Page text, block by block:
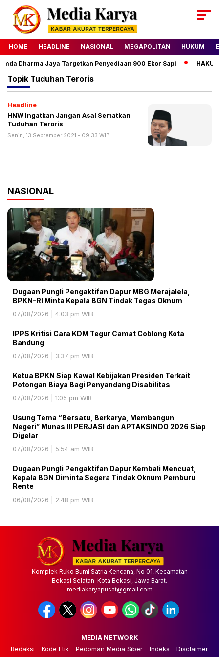
HOME HEADLINE NASIONAL MEGAPOLITAN HUKUM
Dharma Jaya Targetkan Penyediaan 900 Ekor Sapi HAKU
Topik Tuduhan Teroris
Headline
HNW Ingatkan Jangan Asal Sematkan
Tuduhan Teroris
Senin, 13 September 2021 - 09:33 WIB
NASIONAL
Dugaan Pungli Pengaktifan Dapur MBG Merajalela,
BPKN-RI Minta Kepala BGN Tindak Tegas Oknum
07/08/2026 | 4:03 pm WIB
IPPS Kritisi Cara KDM Tegur Camat Coblong Kota
Bandung
07/08/2026 | 3:37 pm WIB
Ketua BPKN Siap Kawal Kebijakan Presiden Terkait
Potongan Biaya Bagi Penyandang Disabilitas
07/08/2026 | 1:05 pm WIB
Usung Tema “Bersatu, Berkarya, Membangun
Negeri” Munas III PERJASI dan APTAKSINDO 2026 Siap
Digelar
07/08/2026 | 5:54 am WIB
Dugaan Pungli Pengaktifan Dapur Kembali Mencuat,
Kepala BGN Diminta Segera Tindak Oknum Pemburu
Rente
06/08/2026 | 2:48 pm WIB
Komplek Ruko Bumi Satria Kencana, No 01, Kecamatan
Bekasi Selatan-Kota Bekasi, Jawa Barat.
mediakaryapusat@gmail.com
MEDIA NETWORK
Redaksi
Kode Etik Pedoman Media Siber Indeks
Disclaimer